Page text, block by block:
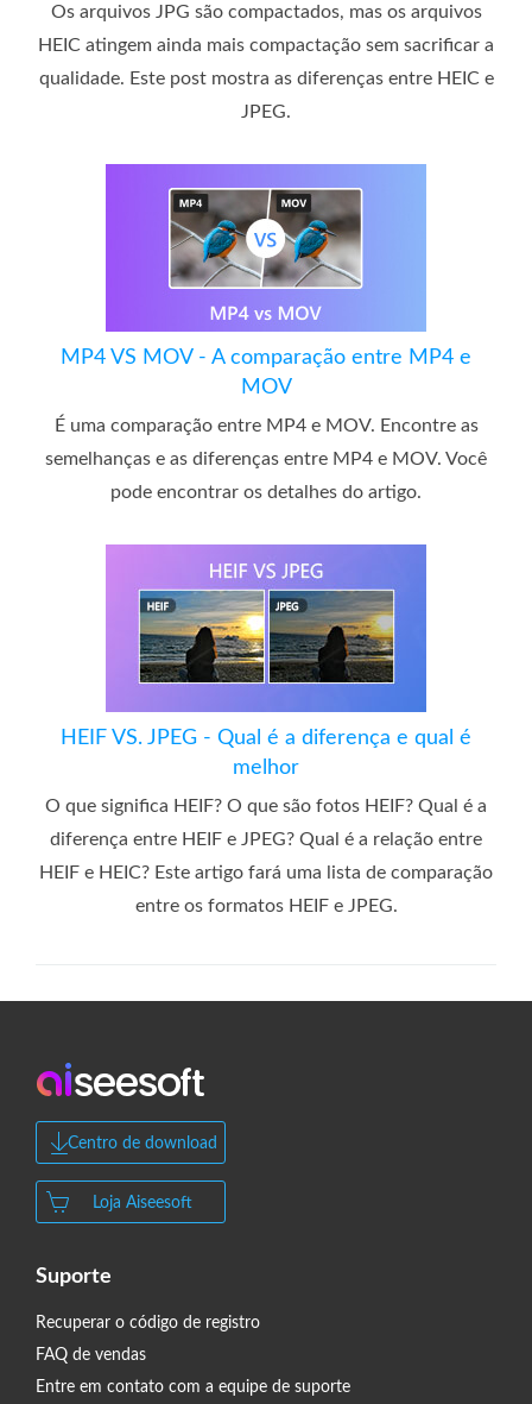
Os arquivos JPG são compactados, mas os arquivos
HEIC atingem ainda mais compactação sem sacrificar a
qualidade. Este post mostra as diferenças entre HEIC e
JPEG.
MP4 VS MOV - A comparação entre MP4 e
MOV
É uma comparação entre MP4 e MOV. Encontre as
semelhanças e as diferenças entre MP4 e MOV. Você
pode encontrar os detalhes do artigo.
HEIF VS. JPEG - Qual é a diferença e qual é
melhor
O que significa HEIF? O que são fotos HEIF? Qual é a
diferença entre HEIF e JPEG? Qual é a relação entre
HEIF e HEIC? Este artigo fará uma lista de comparação
entre os formatos HEIF e JPEG.
Centro de download
Loja Aiseesoft
Suporte
Recuperar o código de registro
FAQ de vendas
Entre em contato com a equipe de suporte